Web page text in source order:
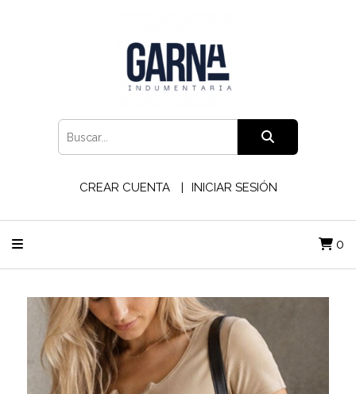
CREAR CUENTA INICIAR SESIÓN
0